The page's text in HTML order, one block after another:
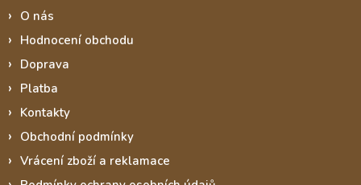
O nás
Hodnocení obchodu
Doprava
Platba
Kontakty
Obchodní podmínky
Vrácení zboží a reklamace